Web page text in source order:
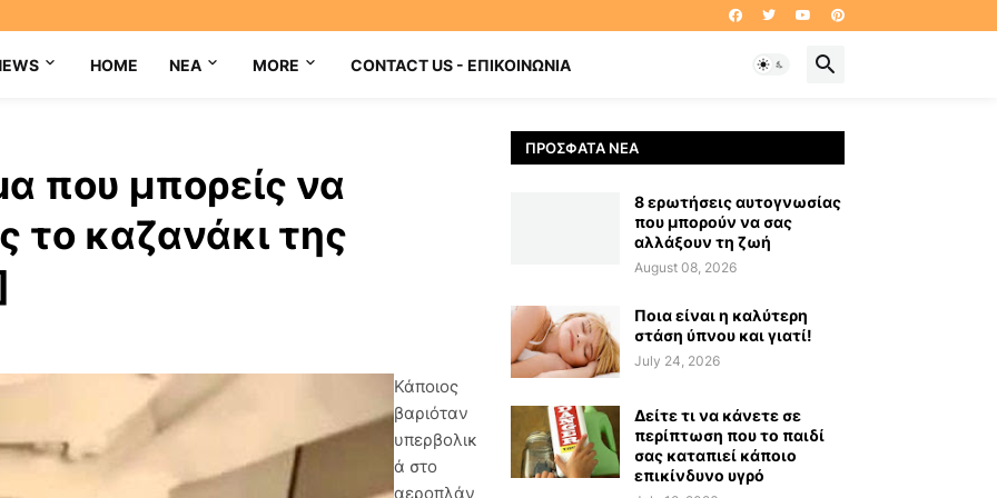
HOME NEA MORE CONTACT US - ΕΠΙΚΟΙΝΩΝΊΑ
που μπορείς να
το καζανάκι της
Κάποιος
βαριόταν
υπερβολικ
ά στο
αεροπλάν
ΠΡΌΣΦΑΤΑ ΝΈΑ
8 ερωτήσεις αυτογνωσίας
που μπορούν να σας
αλλάξουν τη ζωή
August 08, 2026
Ποια είναι η καλύτερη
στάση ύπνου και γιατί!
July 24, 2026
Δείτε τι να κάνετε σε
περίπτωση που το παιδί
σας καταπιεί κάποιο
επικίνδυνο υγρό